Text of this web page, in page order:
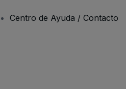
Centro de Ayuda / Contacto